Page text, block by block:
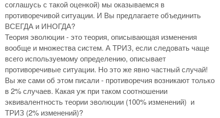
соглашусь с такой оценкой) мы оказываемся в
противоречивой ситуации. И Вы предлагаете объединить
ВСЕГДА и ИНОГДА?
Теория эволюции - это теория, описывающая изменения
вообще и множества систем. А ТРИЗ, если следовать чаще
всего используемому определению, описывает
противоречивые ситуации. Но это же явно частный случай!
Вы же сами об этом писали - противоречия возникают только
в 2% случаев. Какая уж при таком соотношении
эквивалентность теории эволюции (100% изменений) и
ТРИЗ (2% изменений)?